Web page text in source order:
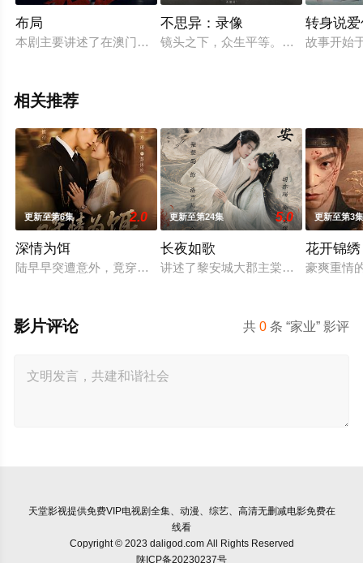
布局
本剧主要讲述了在澳门正规经商的两大集团经过多年打拼，经营
不思异：录像
镜头之下，众生平等。每一颗镜头，
转身说
故事开始
相关推荐
更新至第6集 2.0
深情为饵
陆早早突遭意外，竟穿越成民国少夫人苏沐晚，醒来，却是丈
更新至第24集 5.0
长夜如歌
讲述了黎安城大郡主棠溪槿与烈云峥
更新至第3
花开锦绣
豪爽重情
共0 条 “家业” 影评
影片评论
天堂影视提供免费VIP电视剧全集、动漫、综艺、高清无删减电影免费在
线看
Copyright © 2023 daligod.com All Rights Reserved
陕ICP备20230237号